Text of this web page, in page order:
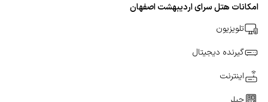
امکانات هتل سرای اردیبهشت اصفهان
تلویزیون
گیرنده دیجیتال
اینترنت